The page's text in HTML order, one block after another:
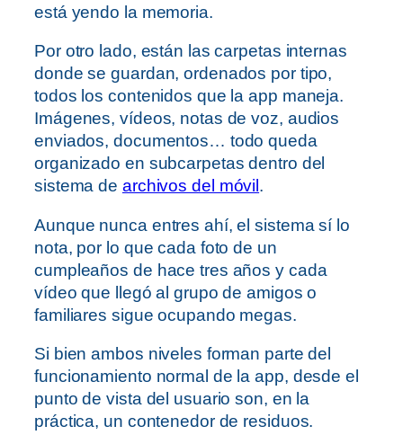
está yendo la memoria.
Por otro lado, están las carpetas internas
donde se guardan, ordenados por tipo,
todos los contenidos que la app maneja.
Imágenes, vídeos, notas de voz, audios
enviados, documentos… todo queda
organizado en subcarpetas dentro del
sistema de archivos del móvil .
Aunque nunca entres ahí, el sistema sí lo
nota, por lo que cada foto de un
cumpleaños de hace tres años y cada
vídeo que llegó al grupo de amigos o
familiares sigue ocupando megas.
Si bien ambos niveles forman parte del
funcionamiento normal de la app, desde el
punto de vista del usuario son, en la
práctica, un contenedor de residuos.